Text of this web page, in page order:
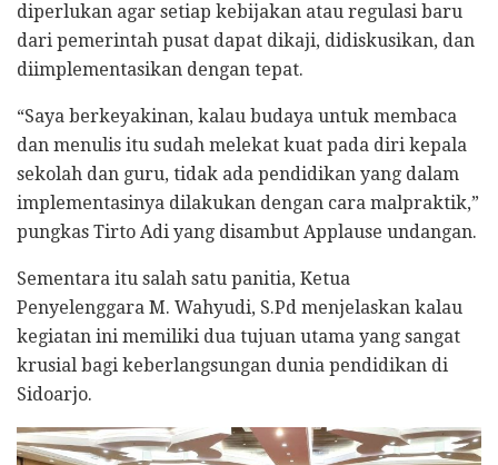
diperlukan agar setiap kebijakan atau regulasi baru
dari pemerintah pusat dapat dikaji, didiskusikan, dan
diimplementasikan dengan tepat.
​“Saya berkeyakinan, kalau budaya untuk membaca
dan menulis itu sudah melekat kuat pada diri kepala
sekolah dan guru, tidak ada pendidikan yang dalam
implementasinya dilakukan dengan cara malpraktik,”
pungkas Tirto Adi yang disambut Applause undangan.
Sementara itu salah satu panitia, Ketua
Penyelenggara M. Wahyudi, S.Pd menjelaskan kalau
kegiatan ini memiliki dua tujuan utama yang sangat
krusial bagi keberlangsungan dunia pendidikan di
Sidoarjo.